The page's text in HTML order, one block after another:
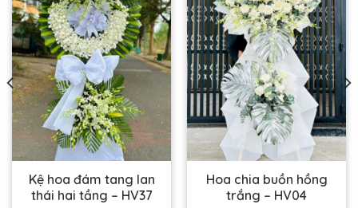
Kệ hoa đám tang lan
thái hai tầng – HV37
Hoa chia buồn hồng
trắng – HV04